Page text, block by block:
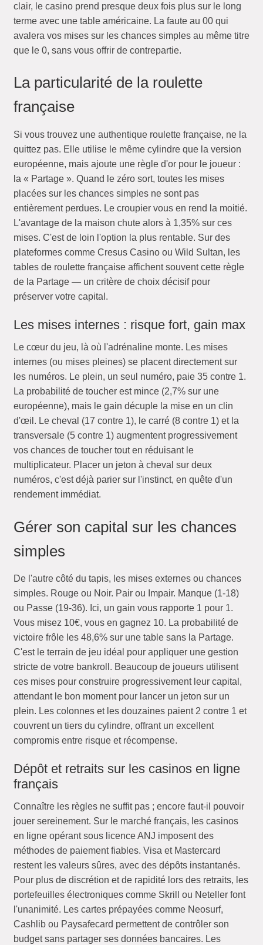
clair, le casino prend presque deux fois plus sur le long
terme avec une table américaine. La faute au 00 qui
avalera vos mises sur les chances simples au même titre
que le 0, sans vous offrir de contrepartie.
La particularité de la roulette
française
Si vous trouvez une authentique roulette française, ne la
quittez pas. Elle utilise le même cylindre que la version
européenne, mais ajoute une règle d'or pour le joueur :
la « Partage ». Quand le zéro sort, toutes les mises
placées sur les chances simples ne sont pas
entièrement perdues. Le croupier vous en rend la moitié.
L'avantage de la maison chute alors à 1,35% sur ces
mises. C'est de loin l'option la plus rentable. Sur des
plateformes comme Cresus Casino ou Wild Sultan, les
tables de roulette française affichent souvent cette règle
de la Partage — un critère de choix décisif pour
préserver votre capital.
Les mises internes : risque fort, gain max
Le cœur du jeu, là où l'adrénaline monte. Les mises
internes (ou mises pleines) se placent directement sur
les numéros. Le plein, un seul numéro, paie 35 contre 1.
La probabilité de toucher est mince (2,7% sur une
européenne), mais le gain décuple la mise en un clin
d'œil. Le cheval (17 contre 1), le carré (8 contre 1) et la
transversale (5 contre 1) augmentent progressivement
vos chances de toucher tout en réduisant le
multiplicateur. Placer un jeton à cheval sur deux
numéros, c'est déjà parier sur l'instinct, en quête d'un
rendement immédiat.
Gérer son capital sur les chances
simples
De l'autre côté du tapis, les mises externes ou chances
simples. Rouge ou Noir. Pair ou Impair. Manque (1-18)
ou Passe (19-36). Ici, un gain vous rapporte 1 pour 1.
Vous misez 10€, vous en gagnez 10. La probabilité de
victoire frôle les 48,6% sur une table sans la Partage.
C'est le terrain de jeu idéal pour appliquer une gestion
stricte de votre bankroll. Beaucoup de joueurs utilisent
ces mises pour construire progressivement leur capital,
attendant le bon moment pour lancer un jeton sur un
plein. Les colonnes et les douzaines paient 2 contre 1 et
couvrent un tiers du cylindre, offrant un excellent
compromis entre risque et récompense.
Dépôt et retraits sur les casinos en ligne
français
Connaître les règles ne suffit pas ; encore faut-il pouvoir
jouer sereinement. Sur le marché français, les casinos
en ligne opérant sous licence ANJ imposent des
méthodes de paiement fiables. Visa et Mastercard
restent les valeurs sûres, avec des dépôts instantanés.
Pour plus de discrétion et de rapidité lors des retraits, les
portefeuilles électroniques comme Skrill ou Neteller font
l'unanimité. Les cartes prépayées comme Neosurf,
Cashlib ou Paysafecard permettent de contrôler son
budget sans partager ses données bancaires. Les